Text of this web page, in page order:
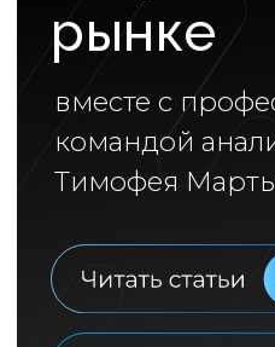
командой аналитиков от
Тимофея Мартынова